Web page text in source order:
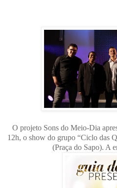
O projeto Sons do Meio-Dia
12h, o show do grupo “Ciclo das
(Praça do Sapo). A